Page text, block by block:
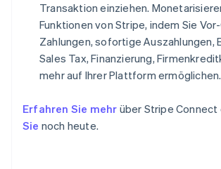
Transaktion einziehen.
Funktionen von Stripe, indem Sie
Zahlungen, sofortige Auszahlungen,
Sales Tax, Finanzierung,
mehr auf Ihrer Plattform ermöglichen.
Erfahren Sie mehr über Stripe Connect
Sie noch heute.